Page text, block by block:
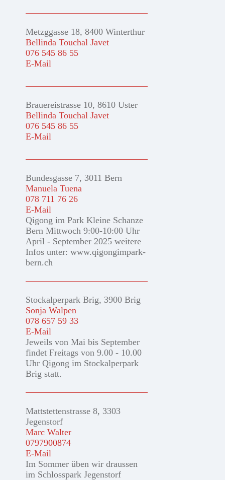
Metzggasse 18, 8400 Winterthur
Bellinda Touchal Javet
076 545 86 55
E-Mail
Brauereistrasse 10, 8610 Uster
Bellinda Touchal Javet
076 545 86 55
E-Mail
Bundesgasse 7, 3011 Bern
Manuela Tuena
078 711 76 26
E-Mail
Qigong im Park Kleine Schanze
Bern Mittwoch 9:00-10:00 Uhr
April - September 2025 weitere
Infos unter: www.qigongimpark-
bern.ch
Stockalperpark Brig, 3900 Brig
Sonja Walpen
078 657 59 33
E-Mail
Jeweils von Mai bis September
findet Freitags von 9.00 - 10.00
Uhr Qigong im Stockalperpark
Brig statt.
Mattstettenstrasse 8, 3303
Jegenstorf
Marc Walter
0797900874
E-Mail
Im Sommer üben wir draussen
im Schlosspark Jegenstorf